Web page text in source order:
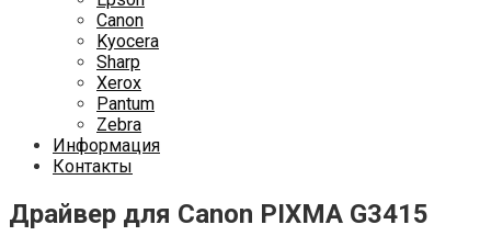
Canon
Kyocera
Sharp
Xerox
Pantum
Zebra
Информация
Контакты
Драйвер для Canon PIXMA G3415